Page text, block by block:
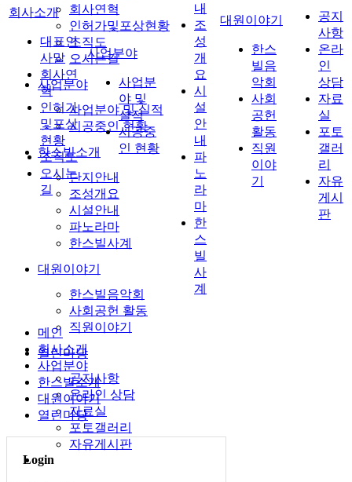
회사연혁
인허가및포상현황
조직도
오시는길
사업분야
사업분야 및 실적
시공중인 현황
한스빌소개
단지안내
조성개요
시설안내
파노라마
한스빌사계
대원이야기
한스빌음악회
사회공헌 활동
직원이야기
열린마당
공지사항
온라인 상담
자료실
포토갤러리
자유게시판
회사소개
대표인
사말
회사연
혁
인허가
및포상
현황
조직도
오시는
길
사업분야
사업분
야 및
실적
시공중
인 현황
내
조
성
개
요
시
설
안
내
파
노
라
마
한
스
빌
사
계
대원이야기
한스
빌음
악회
사회
공헌
활동
직원
이야
기
공지
사항
온라
인
상담
자료
실
포토
갤러
리
자유
게시
판
메인
회사소개
사업분야
한스빌소개
대원이야기
열린마당
Login